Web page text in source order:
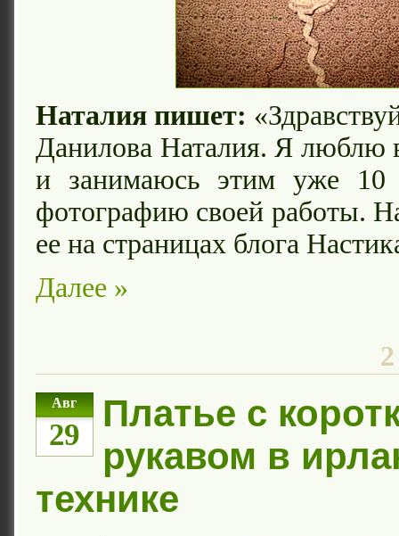
Наталия пишет:
Данилова Наталия. Я люблю
и занимаюсь этим уже
фотографию своей работы.
ее на страницах блога
Далее »
Авг
29
Платье с
рукавом в
технике